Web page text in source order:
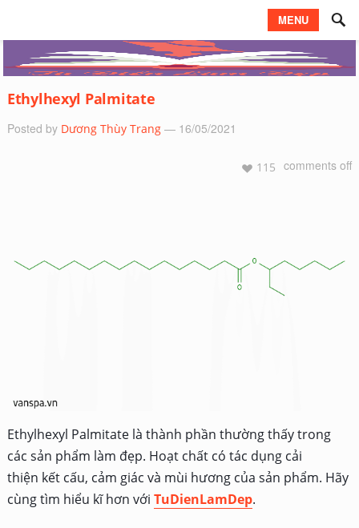
MENU
Ethylhexyl Palmitate
Posted by Dương Thùy Trang — 16/05/2021
comments off
115
Ethylhexyl Palmitate là thành phần thường thấy trong
các sản phẩm làm đẹp. Hoạt chất có tác dụng cải
thiện kết cấu, cảm giác và mùi hương của sản phẩm. Hãy
cùng tìm hiểu kĩ hơn với TuDienLamDep.